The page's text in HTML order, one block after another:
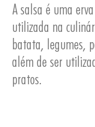
A salsa é uma
utilizada na
batata, legumes,
além de ser
pratos.